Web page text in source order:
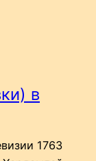
в
1763